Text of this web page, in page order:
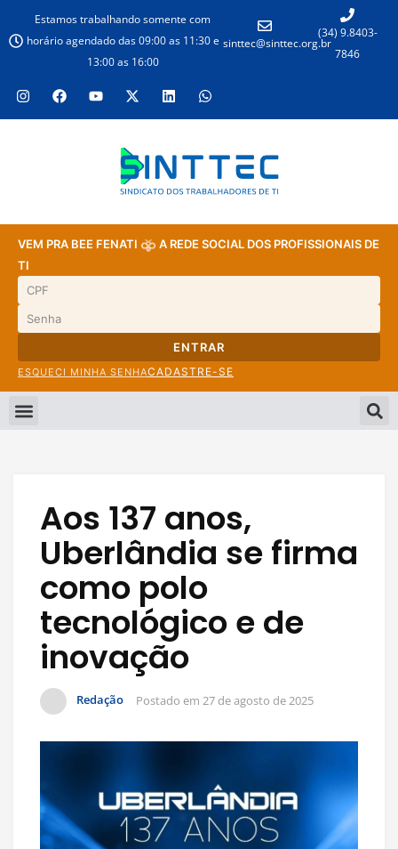
Estamos trabalhando somente com
horário agendado das 09:00 as 11:30 e
13:00 as 16:00
sinttec@sinttec.org.br
(34) 9.8403-
7846
VEM PRA BEE FENATI
A REDE SOCIAL DOS PROFISSIONAIS DE
TI
ENTRAR
ESQUECI MINHA SENHACADASTRE-SE
Aos 137 anos,
Uberlândia se firma
como polo
tecnológico e de
inovação
Redação Postado em 27 de agosto de 2025